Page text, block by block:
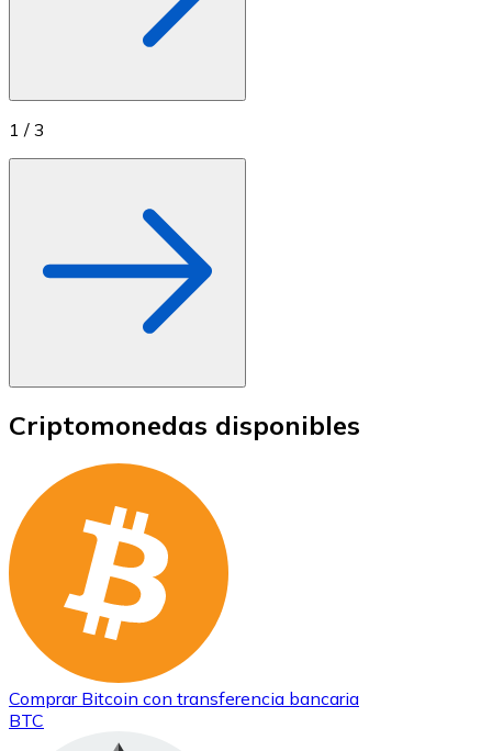
1 / 3
Criptomonedas disponibles
Comprar Bitcoin con transferencia bancaria
BTC